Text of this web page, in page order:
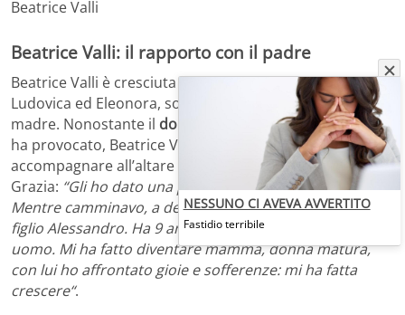
Beatrice Valli
Beatrice Valli: il rapporto con il padre
Beatrice Valli è cresciuta insieme alle sue sorelle,
Ludovica ed Eleonora, solo grazie al supporto di sua
madre. Nonostante il dolore
che l’assenza del padre le
ha provocato, Beatrice Valli ha comunque deciso di farsi
accompagnare all’altare dall’uomo e ha rivelato a
Grazia: “Gli ho dato una possibilità, papà ci teneva.
Mentre camminavo, a destra c’era lui, a sinistra mio
figlio Alessandro. Ha 9 anni, ma per me è già un piccolo
uomo. Mi ha fatto diventare mamma, donna matura,
con lui ho affrontato gioie e sofferenze: mi ha fatta
crescere“.
NESSUNO CI AVEVA AVVERTITO
Fastidio terribile